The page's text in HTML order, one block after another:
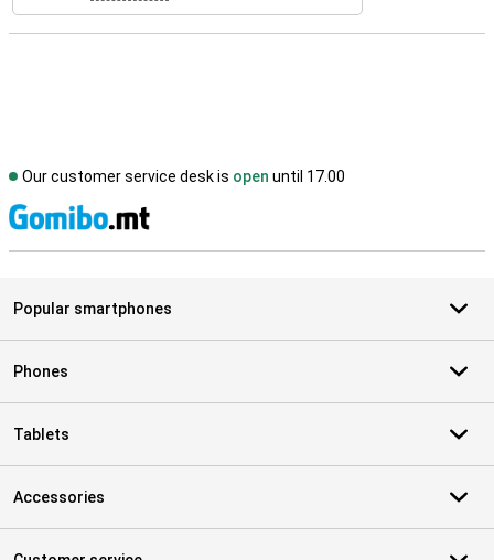
Our customer service desk is open until 17.00
Popular smartphones
Phones
Tablets
Accessories